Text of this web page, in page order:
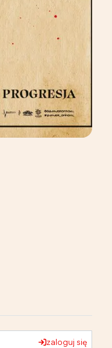
zaloguj się